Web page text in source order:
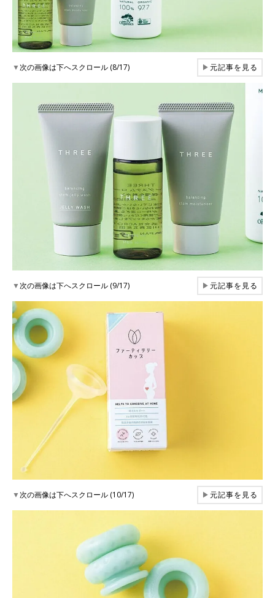
▼次の画像は下へスクロール (8/17) ▶元記事を見る
▼次の画像は下へスクロール (9/17) ▶元記事を見る
▼次の画像は下へスクロール (10/17) ▶元記事を見る